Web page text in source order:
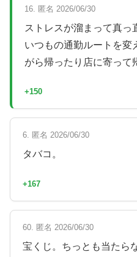
16. 匿名 2026/06/30
ストレスが溜まって真っ
いつもの通勤ルートを変
がら帰ったり店に寄って
+150
6. 匿名 2026/06/30
タバコ。
+167
60. 匿名 2026/06/30
宝くじ。ちっとも当たら